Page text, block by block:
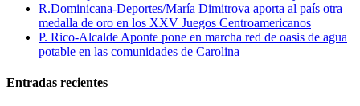
R.Dominicana-Deportes/María Dimitrova aporta al país otra
medalla de oro en los XXV Juegos Centroamericanos
P. Rico-Alcalde Aponte pone en marcha red de oasis de agua
potable en las comunidades de Carolina
Entradas recientes